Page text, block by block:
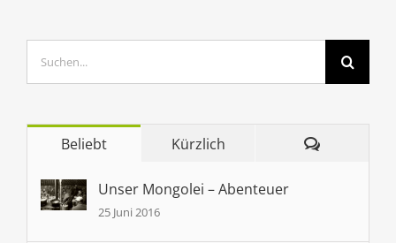
Suche
nach:
Beliebt Kürzlich
Unser Mongolei – Abenteuer
25 Juni 2016